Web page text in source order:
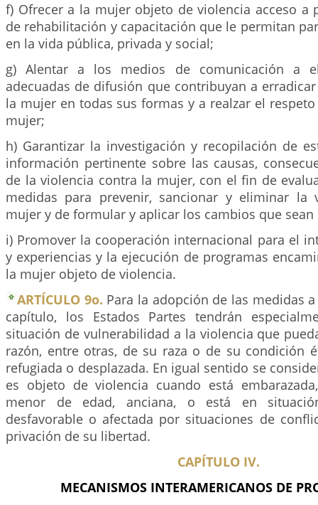
f) Ofrecer a la mujer objeto de violencia acceso a
de rehabilitación y capacitación que le permitan
en la vida pública, privada y social;
g) Alentar a los medios de comunicación a
adecuadas de difusión que contribuyan a
la mujer en todas sus formas y a realzar el
mujer;
h) Garantizar la investigación y recopilación de
información pertinente sobre las causas,
de la violencia contra la mujer, con el fin de
medidas para prevenir, sancionar y eliminar la
mujer y de formular y aplicar los cambios que sean
i) Promover la cooperación internacional para el
y experiencias y la ejecución de programas
la mujer objeto de violencia.
ARTÍCULO 9o. Para la adopción de las medidas
capítulo, los Estados Partes tendrán
situación de vulnerabilidad a la violencia que
razón, entre otras, de su raza o de su condición
refugiada o desplazada. En igual sentido se
es objeto de violencia cuando está
menor de edad, anciana, o está en
desfavorable o afectada por situaciones de
privación de su libertad.
CAPÍTULO IV.
MECANISMOS INTERAMERICANOS DE